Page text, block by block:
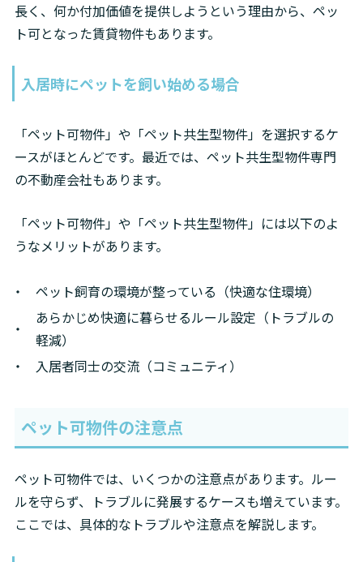
長く、何か付加価値を提供しようという理由から、ペッ
ト可となった賃貸物件もあります。
入居時にペットを飼い始める場合
「ペット可物件」や「ペット共生型物件」を選択するケ
ースがほとんどです。最近では、ペット共生型物件専門
の不動産会社もあります。
「ペット可物件」や「ペット共生型物件」には以下のよ
うなメリットがあります。
ペット飼育の環境が整っている（快適な住環境）
あらかじめ快適に暮らせるルール設定（トラブルの
軽減）
入居者同士の交流（コミュニティ）
ペット可物件の注意点
ペット可物件では、いくつかの注意点があります。ルー
ルを守らず、トラブルに発展するケースも増えています。
ここでは、具体的なトラブルや注意点を解説します。